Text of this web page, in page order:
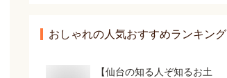
おしゃれの人気おすすめランキング
【仙台の知る人ぞ知るお土